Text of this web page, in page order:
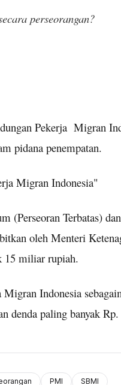
perseorangan?
Pekerja Migran
pidana penempatan.
Migran Indonesia"
(Perseoran Terbatas)
oleh Menteri
15 miliar rupiah.
Migran Indonesia
denda paling banyak
PMI SBMI